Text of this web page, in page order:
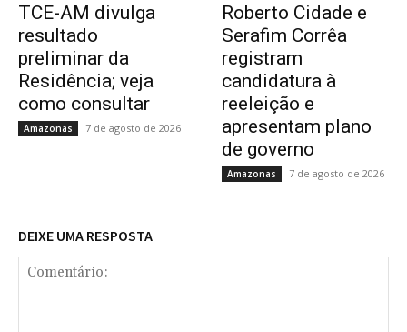
TCE-AM divulga
resultado
preliminar da
Residência; veja
como consultar
Amazonas 7 de agosto de 2026
Roberto Cidade e
Serafim Corrêa
registram
candidatura à
reeleição e
apresentam plano
de governo
Amazonas 7 de agosto de 2026
DEIXE UMA RESPOSTA